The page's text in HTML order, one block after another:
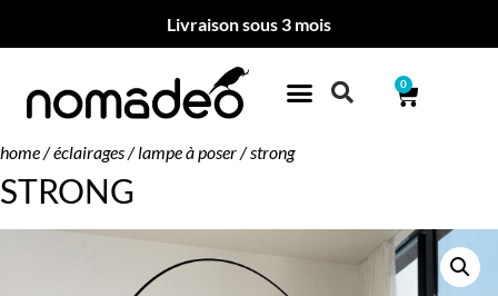
Livraison sous 3 mois
0
home/éclairages/lampe à poser/ strong
STRONG